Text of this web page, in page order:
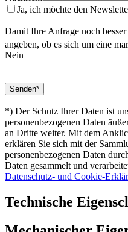
Ja, ich möchte den
Damit Ihre Anfrage noch
angeben, ob es sich um eine
Nein
*) Der Schutz Ihrer Daten ist
personenbezogenen Daten
an Dritte weiter. Mit dem
erklären Sie sich mit der
personenbezogenen Daten
Daten gesammelt und
Datenschutz- und Cookie-
Technische